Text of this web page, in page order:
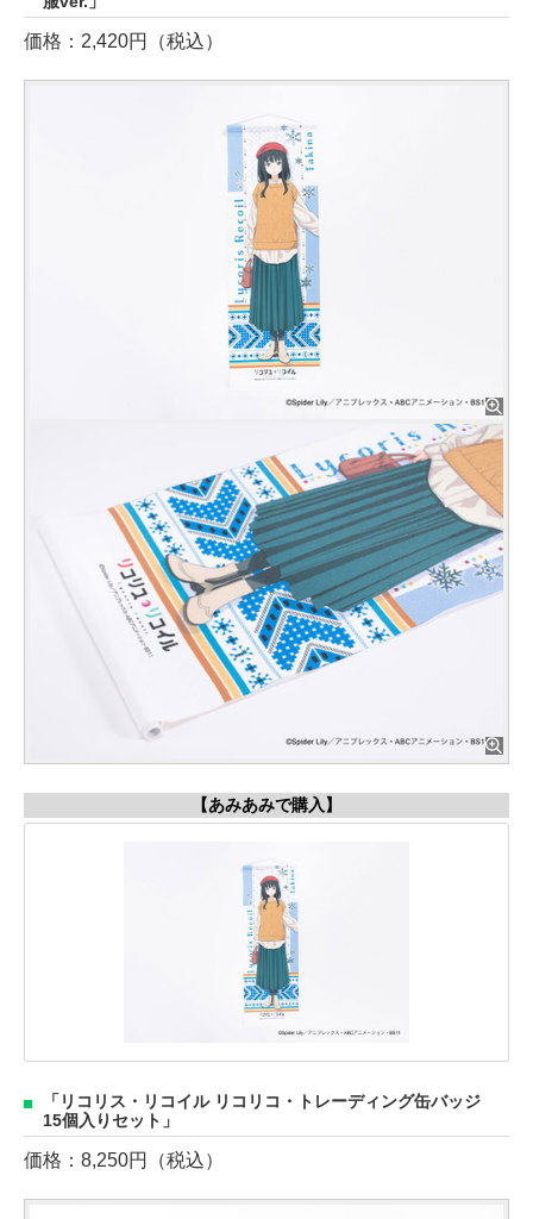
価格：2,420円（税込）
【あみあみで購入】
「リコリス・リコイル リコリコ・トレーディング缶バッジ
15個入りセット」
価格：8,250円（税込）